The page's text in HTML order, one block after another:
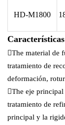
HD-M1800
Características
The material de
tratamiento de
deformación,
The eje
tratamiento de
principal y la